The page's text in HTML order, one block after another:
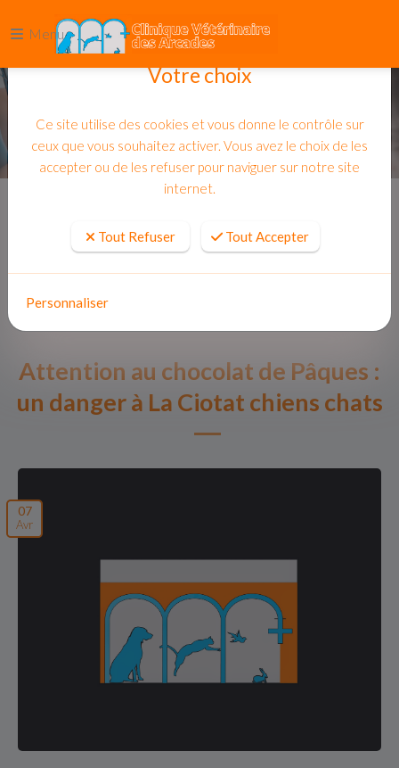
Menu
Attention au chocolat de Pâques :
un danger à La Ciotat chiens chats
07
Avr
Votre choix
Ce site utilise des cookies et vous donne le contrôle sur
ceux que vous souhaitez activer. Vous avez le choix de les
accepter ou de les refuser pour naviguer sur notre site
internet.
Tout Refuser Tout Accepter
Personnaliser